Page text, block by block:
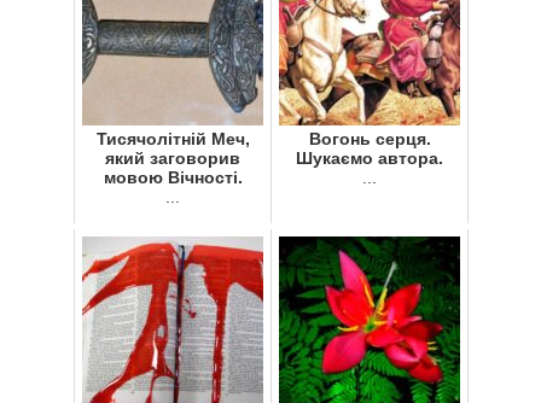
Тисячолітній Меч,
який заговорив
мовою Вічності.
Вогонь серця.
Шукаємо автора.